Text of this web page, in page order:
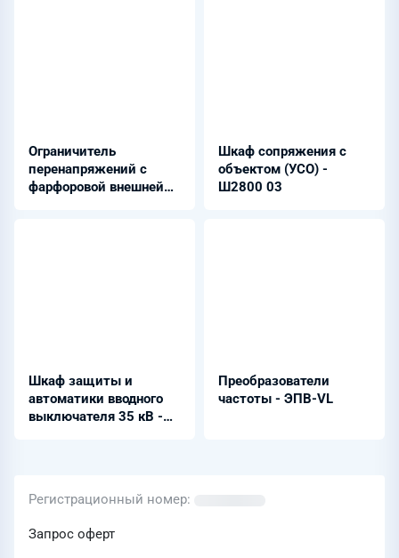
Ограничитель
перенапряжений с
фарфоровой внешней
Шкаф сопряжения с
объектом (УСО) -
Ш2800 03
Шкаф защиты и
автоматики вводного
выключателя 35 кВ -
Преобразователи
частоты - ЭПВ-VL
Регистрационный номер
Запрос оферт